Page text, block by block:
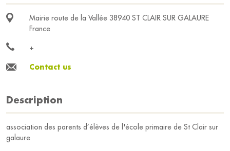
Mairie route de la Vallée 38940 ST CLAIR SUR GALAURE
France
+
Contact us
Description
association des parents d’élèves de l'école primaire de St Clair sur
galaure